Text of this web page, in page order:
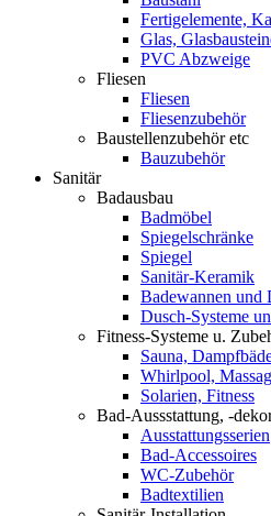
Fertigelemente,
Glas,
PVC Abzweige
Fliesen
Fliesen
Fliesenzubehör
Baustellenzubehör etc
Bauzubehör
Sanitär
Badausbau
Badmöbel
Spiegelschränke
Spiegel
Sanitär-Keramik
Badewannen und
Dusch-Systeme
Fitness-Systeme u.
Sauna,
Whirlpool,
Solarien, Fitness
Bad-Aussstattung, -
Ausstattungsserien
Bad-Accessoires
WC-Zubehör
Badtextilien